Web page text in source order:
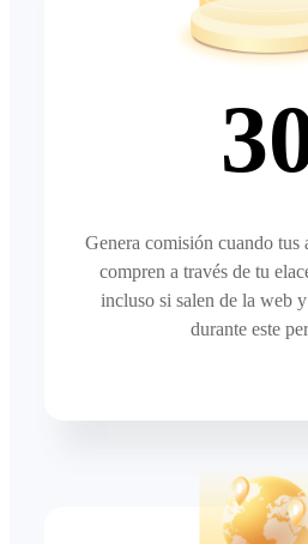
Genera comisión cuando tus
compren a través de tu
incluso si salen de la web
durante este